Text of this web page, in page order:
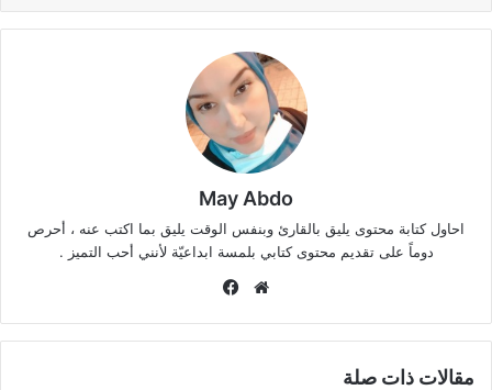
May Abdo
احاول كتابة محتوى يليق بالقارئ وبنفس الوقت يليق بما اكتب عنه ، أحرص
دوماً على تقديم محتوى كتابي بلمسة ابداعيّة لأنني أحب التميز .
موقع
مقالات ذات صلة